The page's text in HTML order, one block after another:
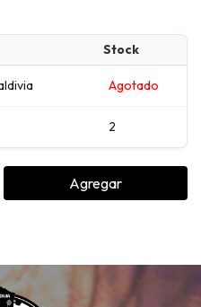
Stock
Agotado
2
Agregar